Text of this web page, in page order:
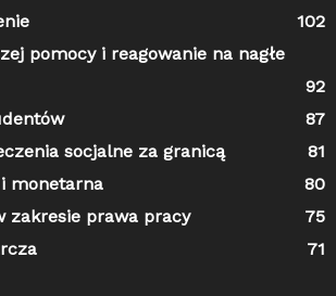
102
pomocy i reagowanie na nagłe
92
87
socjalne za granicą
81
monetarna
80
zakresie prawa pracy
75
71